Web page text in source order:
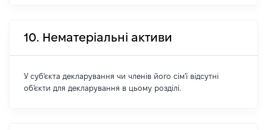
10. Нематеріальні активи
У суб'єкта декларування чи членів його сім'ї відсутні
об'єкти для декларування в цьому розділі.